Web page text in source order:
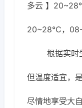
多云 】
20~28℃，08-
根据实时
但温度适宜，
尽情地享受大